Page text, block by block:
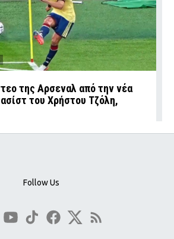
της Αρσεναλ από την νέα
του Χρήστου Τζόλη,
Follow Us